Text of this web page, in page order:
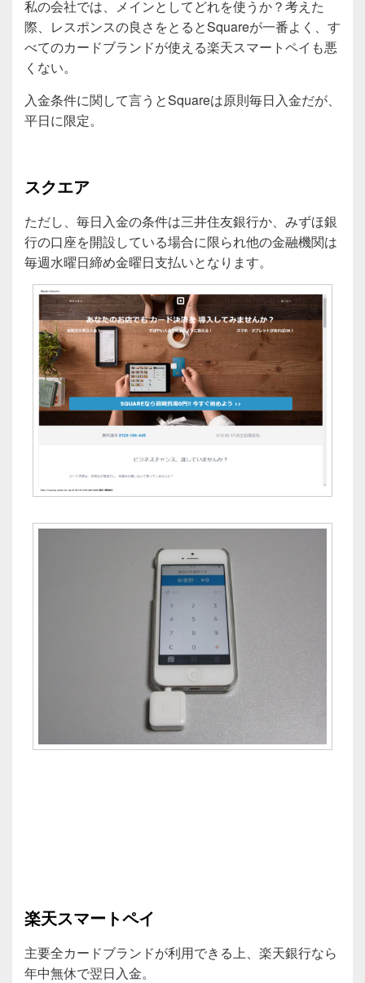
私の会社では、メインとしてどれを使うか？考えた
際、レスポンスの良さをとるとSquareが一番よく、す
べてのカードブランドが使える楽天スマートペイも悪
くない。
入金条件に関して言うとSquareは原則毎日入金だが、
平日に限定。
スクエア
ただし、毎日入金の条件は三井住友銀行か、みずほ銀
行の口座を開設している場合に限られ他の金融機関は
毎週水曜日締め金曜日支払いとなります。
楽天スマートペイ
主要全カードブランドが利用できる上、楽天銀行なら
年中無休で翌日入金。